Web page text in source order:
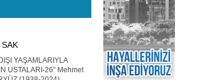
YAŞAMLARIYLA
USTALARI-26” Mehmet